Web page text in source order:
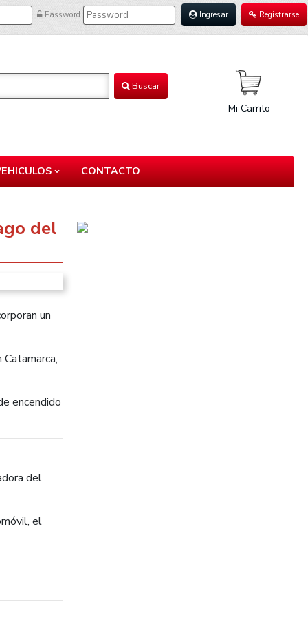
Password Ingresar Registrarse
Buscar
Mi Carrito
CONTACTO
del
un
encendido
del
el